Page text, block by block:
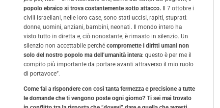
popolo ebraico si trova costantemente sotto attacco. Il 7 ottobre i
civili israeliani, nelle loro case, sono stati uccisi, rapiti, stuprati:
donne, uomini, anziani, bambini, neonati. Il mondo intero ha
visto tutto in diretta e, ciò nonostante, è rimasto in silenzio. Un
silenzio non accettabile perché compromette i diritti umani non
solo del nostro popolo ma dell’umanità intera: questo è per me il
compito più importante da portare avanti attraverso il mio ruolo
di portavoce”.
Come fai a rispondere con così tanta fermezza e precisione a tutte
le domande che ti vengono poste ogni giorno? Ti sei mai trovato